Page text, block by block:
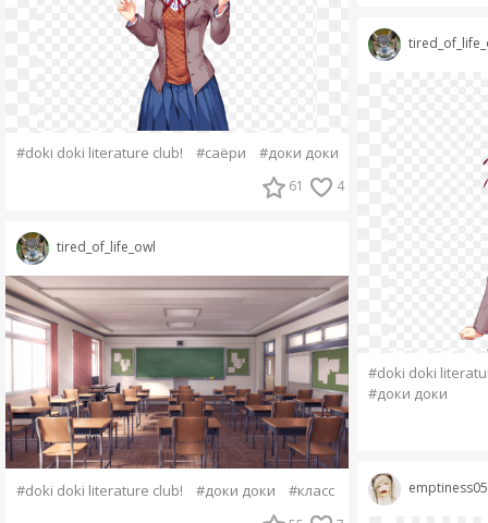
#doki doki literature club! #саёри #доки доки
61 4
tired_of_life_owl
#doki doki literature club! #доки доки #класс
#doki doki
#доки доки
emptiness05